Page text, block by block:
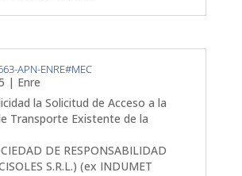
APN-ENRE#MEC
| Enre
la Solicitud de Acceso a la
Transporte Existente de la
DE RESPONSABILIDAD
S.R.L.) (ex INDUMET